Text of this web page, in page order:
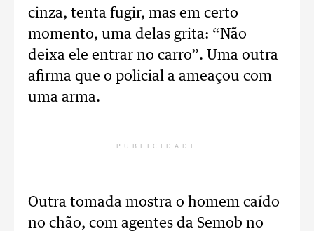
cinza, tenta fugir, mas em certo
momento, uma delas grita: “Não
deixa ele entrar no carro”. Uma outra
afirma que o policial a ameaçou com
uma arma.
PUBLICIDADE
Outra tomada mostra o homem caído
no chão, com agentes da Semob no